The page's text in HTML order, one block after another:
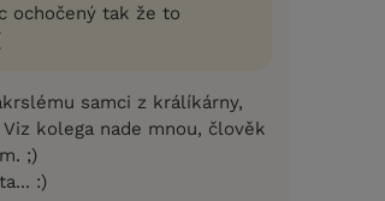
ochočený tak že to
samci z králíkárny,
kolega nade mnou, člověk
;)
:)